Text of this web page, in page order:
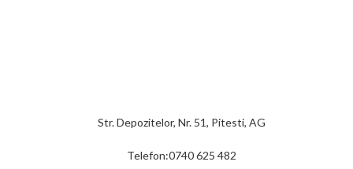
Str. Depozitelor, Nr. 51, Pitesti, AG
Telefon:0740 625 482